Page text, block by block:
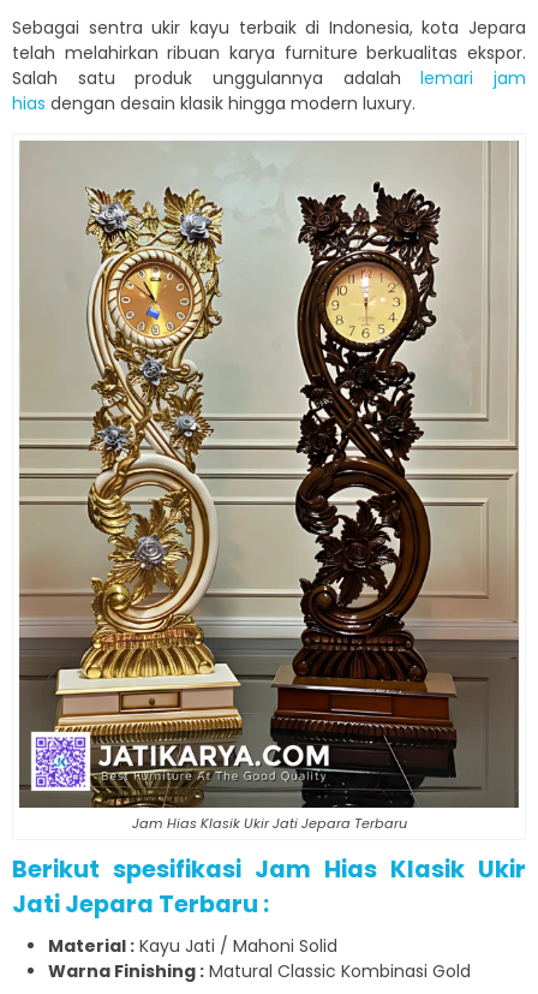
Sebagai sentra ukir kayu terbaik di Indonesia, kota Jepara
telah melahirkan ribuan karya furniture berkualitas ekspor.
Salah satu produk unggulannya adalahlemari jam
hias dengan desain klasik hingga modern luxury.
Jam Hias Klasik Ukir Jati Jepara Terbaru
Berikut spesifikasi Jam Hias Klasik Ukir
Jati Jepara Terbaru :
Material : Kayu Jati / Mahoni Solid
Warna Finishing : Matural Classic Kombinasi Gold